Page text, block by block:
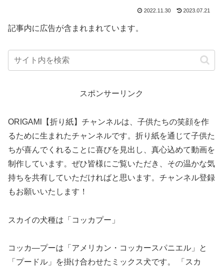
2022.11.30 2023.07.21
記事内に広告が含まれまれています。
スポンサーリンク
ORIGAMI【折り紙】チャンネルは、子供たちの笑顔を作
るために生まれたチャンネルです。折り紙を通じて子供た
ちが喜んでくれることに喜びを見出し、真心込めて動画を
制作しています。ぜひ皆様にご覧いただき、その温かな気
持ちを共有していただければと思います。チャンネル登録
もお願いいたします！
スカイの犬種は「コッカプー」
コッカ―プーは「アメリカン・コッカースパニエル」と
「プードル」を掛け合わせたミックス犬です。 「スカ